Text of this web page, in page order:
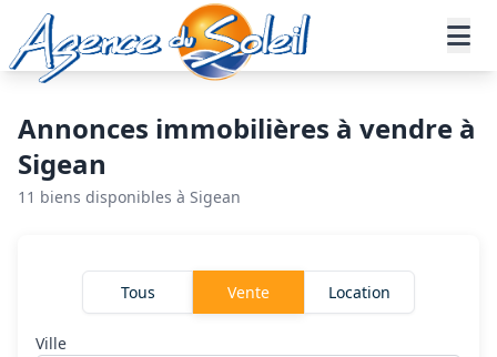
Aller au contenu principal
Accueil Annonces immobilières Vente
Annonces immobilières à vendre à
Sigean
11 biens disponibles à Sigean
Tous Vente Location
Ville